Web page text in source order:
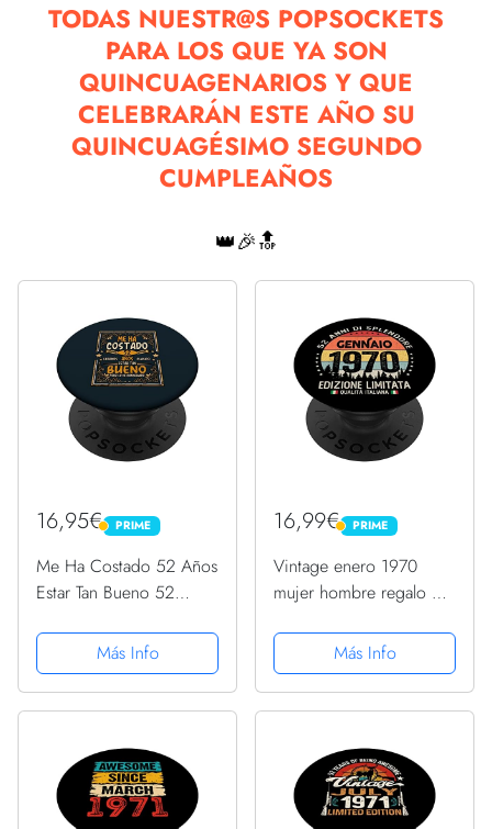
TODAS NUESTR@S POPSOCKETS
PARA LOS QUE YA SON
QUINCUAGENARIOS Y QUE
CELEBRARÁN ESTE AÑO SU
QUINCUAGÉSIMO SEGUNDO
CUMPLEAÑOS
👑🎉🔝
16,95€ PRIME
PRIME
Me Ha Costado 52 Años
Estar Tan Bueno 52
PopGrip Intercambiable
Más Info
16,99€ PRIME
PRIME
Vintage enero 1970
mujer hombre regalo 52
PopSockets PopGrip
Intercambiable
Más Info